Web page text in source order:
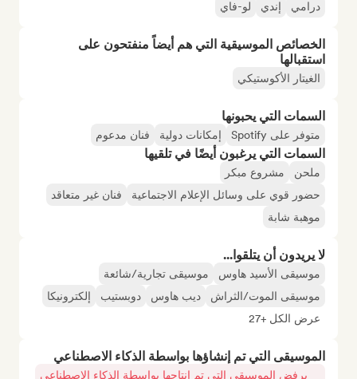
درامي إندي لو-فاي
الخصائص الموسيقية التي هم أيضاً منفتحون على
استقبالها
الغيتار الأكوستيكي
السمات التي يحبونها
متوفر على Spotify إمكانات دولية فنان مدعوم
السمات التي يرغبون أيضًا في تلقيها
ملحن
مشروع مبكر
حضور قوي على وسائل الإعلام الاجتماعية
فنان غير متعاقد
موهبة شابة
لا يريدون أن يتلقوا...
موسيقى الأسيد هاوس
موسيقى تجارية/شائعة
موسيقى الموت/الثراش
ديب هاوس دوبستيب
إلكترونيكا
عرض الكل +27
الموسيقى التي تم إنشاؤها بواسطة الذكاء الاصطناعي
يرفض الموسيقى التي تم إنتاجها بواسطة الذكاء الاصطناعي